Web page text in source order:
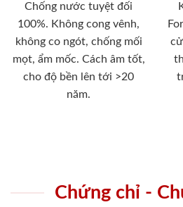
Chống nước tuyệt đối
100%. Không cong vênh,
không co ngót, chống mối
mọt, ẩm mốc. Cách âm tốt,
cho độ bền lên tới >20
năm.
Chứng chỉ -